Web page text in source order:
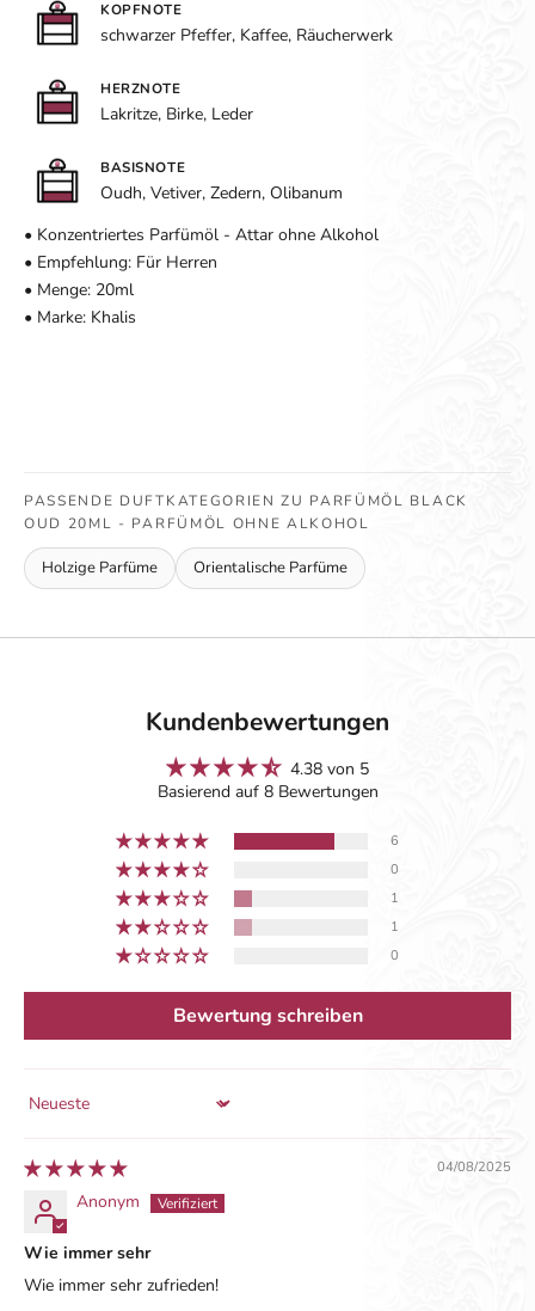
KOPFNOTE
schwarzer Pfeffer, Kaffee, Räucherwerk
HERZNOTE
Lakritze, Birke, Leder
BASISNOTE
Oudh, Vetiver, Zedern, Olibanum
• Konzentriertes Parfümöl - Attar ohne Alkohol
• Empfehlung: Für Herren
• Menge: 20ml
• Marke: Khalis
PASSENDE DUFTKATEGORIEN ZU PARFÜMÖL BLACK
OUD 20ML - PARFÜMÖL OHNE ALKOHOL
Holzige Parfüme Orientalische Parfüme
Kundenbewertungen
4.38 von 5
Basierend auf 8 Bewertungen
6
0
1
1
0
Bewertung schreiben
Sort by
04/08/2025
Anonym
Wie immer sehr
Wie immer sehr zufrieden!